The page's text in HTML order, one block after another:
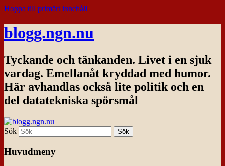
Hoppa till primärt innehåll
blogg.ngn.nu
Tyckande och tänkanden. Livet i en sjuk
vardag. Emellanåt kryddad med humor.
Här avhandlas också lite politik och en
del datatekniska spörsmål
Sök
Huvudmeny